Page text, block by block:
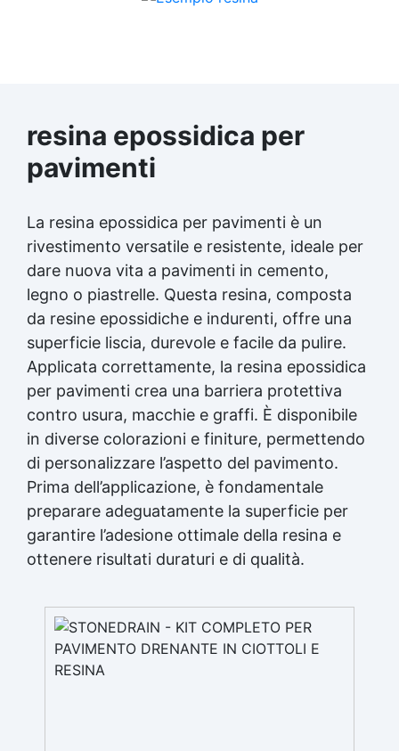
resina epossidica per
pavimenti
La resina epossidica per pavimenti è un
rivestimento versatile e resistente, ideale per
dare nuova vita a pavimenti in cemento,
legno o piastrelle. Questa resina, composta
da resine epossidiche e indurenti, offre una
superficie liscia, durevole e facile da pulire.
Applicata correttamente, la resina epossidica
per pavimenti crea una barriera protettiva
contro usura, macchie e graffi. È disponibile
in diverse colorazioni e finiture, permettendo
di personalizzare l’aspetto del pavimento.
Prima dell’applicazione, è fondamentale
preparare adeguatamente la superficie per
garantire l’adesione ottimale della resina e
ottenere risultati duraturi e di qualità.